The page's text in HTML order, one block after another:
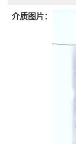
介质图片：